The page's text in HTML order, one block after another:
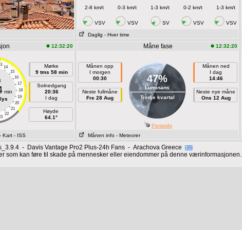
2-8 km/t 0-3 km/t 1-3 km/t 0-2 km/t 1-3 km/t
VSV VSV SV VSV VSV
Daglig - Hver time
12:32:20
14
15
16
17
18
19
20
21
22
min
Mørke
9 tms 58 min
Solnedgang
20:36
I dag
Høyde
64.1°
- Kart - ISS
Måne fase 12:32:20
Månen opp
I morgen
00:30
Neste fullmåne
Fre 28 Aug
47%
Luminans
Tredje kvartal
Månen ned
I dag
14:46
Neste nye måne
Ons 12 Aug
Perseids
Månen info - Meteorer
- Davis Vantage Pro2 Plus-24h Fans - Arachova Greece
som kan føre til skade på mennesker eller eiendommer på denne værinformasjonen.